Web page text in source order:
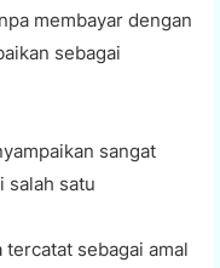
membayar dengan
sebagai
sangat
salah satu
sebagai amal